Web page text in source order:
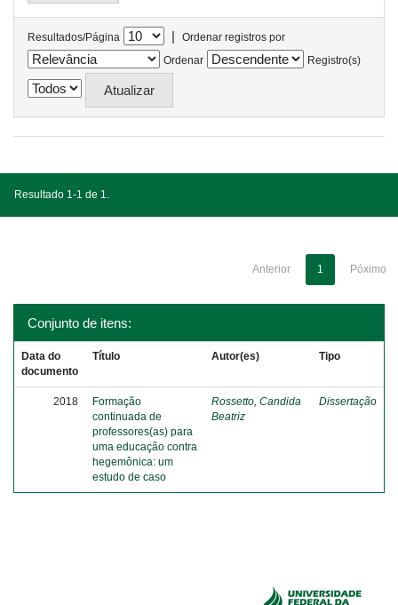
Resultados/Página |
Ordenar registros por
Ordenar
Registro(s)
Resultado 1-1 de 1.
Anterior 1 Póximo
Conjunto de itens:
Data do
documento
Título Autor(es) Tipo
2018
Formação
continuada de
professores(as) para
uma educação contra
hegemônica: um
estudo de caso
Rossetto, Candida
Beatriz
Dissertação